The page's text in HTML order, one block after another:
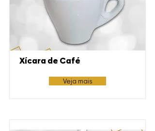
Xícara de Café
Veja mais